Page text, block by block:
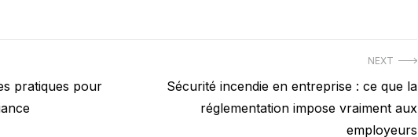
pratiques pour
NEXT
Sécurité incendie en entreprise : ce que la
réglementation impose vraiment aux
employeurs